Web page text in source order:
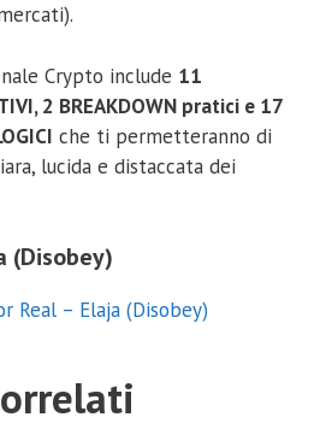
Crypto include 11
2 BREAKDOWN pratici e 17
che ti permetteranno di
lucida e distaccata dei
(Disobey)
Real – Elaja (Disobey)